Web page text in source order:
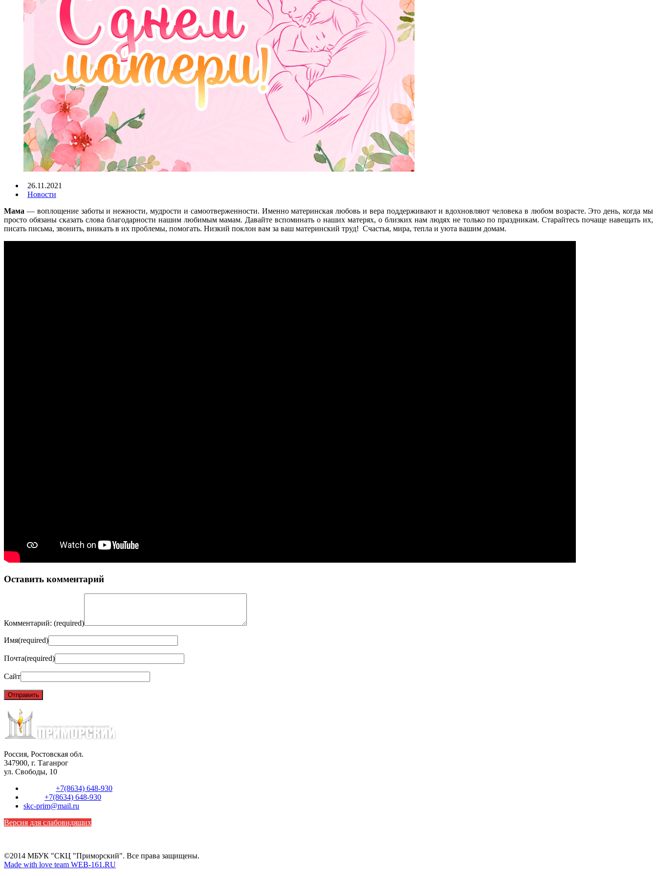
26.11.2021
Новости
Мама — воплощение заботы и нежности, мудрости и самоотверженности. Именно материнская любовь и вера поддерживают и вдохновляют человека в любом возрасте. Это день, когда мы
просто обязаны сказать слова благодарности нашим любимым мамам. Давайте вспоминать о наших матерях, о близких нам людях не только по праздникам. Старайтесь почаще навещать их,
писать письма, звонить, вникать в их проблемы, помогать. Низкий поклон вам за ваш материнский труд! Счастья, мира, тепла и уюта вашим домам.
Оставить комментарий
Комментарий: (required)
Имя(required)
Почта(required)
Сайт
Россия, Ростовская обл.
347900, г. Таганрог
ул. Свободы, 10
+7(8634) 648-930
+7(8634) 648-930
skc-prim@mail.ru
Версия для слабовидящих
©2014 МБУК "СКЦ "Приморский". Все права защищены.
Made with love team WEB-161.RU